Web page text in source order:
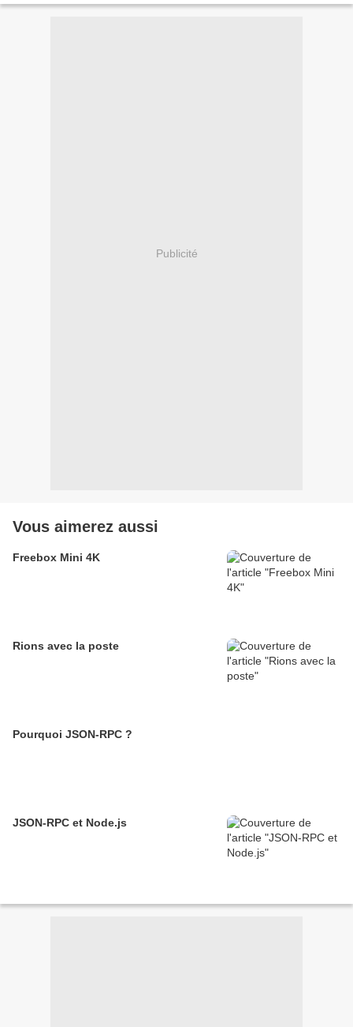
Publicité
Vous aimerez aussi
Freebox Mini 4K
Rions avec la poste
Pourquoi JSON-RPC ?
JSON-RPC et Node.js